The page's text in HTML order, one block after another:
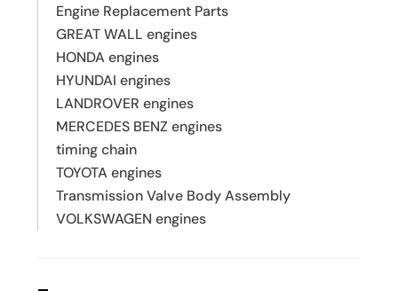
Engine Replacement Parts
GREAT WALL engines
HONDA engines
HYUNDAI engines
LANDROVER engines
MERCEDES BENZ engines
timing chain
TOYOTA engines
Transmission Valve Body Assembly
VOLKSWAGEN engines